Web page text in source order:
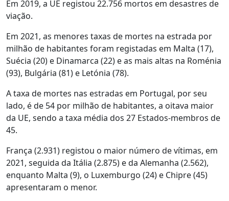
Em 2019, a UE registou 22.756 mortos em desastres de
viação.
Em 2021, as menores taxas de mortes na estrada por
milhão de habitantes foram registadas em Malta (17),
Suécia (20) e Dinamarca (22) e as mais altas na Roménia
(93), Bulgária (81) e Letónia (78).
A taxa de mortes nas estradas em Portugal, por seu
lado, é de 54 por milhão de habitantes, a oitava maior
da UE, sendo a taxa média dos 27 Estados-membros de
45.
França (2.931) registou o maior número de vítimas, em
2021, seguida da Itália (2.875) e da Alemanha (2.562),
enquanto Malta (9), o Luxemburgo (24) e Chipre (45)
apresentaram o menor.